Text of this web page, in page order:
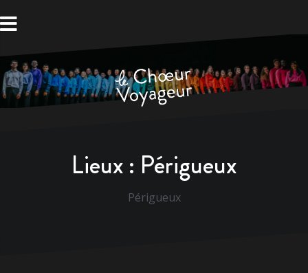
au
Lieux : Périgueux
Périgueux